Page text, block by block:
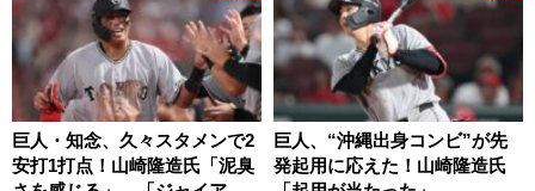
巨人・知念、久々スタメンで2
安打1打点！山崎隆造氏「泥臭
巨人、“沖縄出身コンビ”が先
発起用に応えた！山崎隆造氏